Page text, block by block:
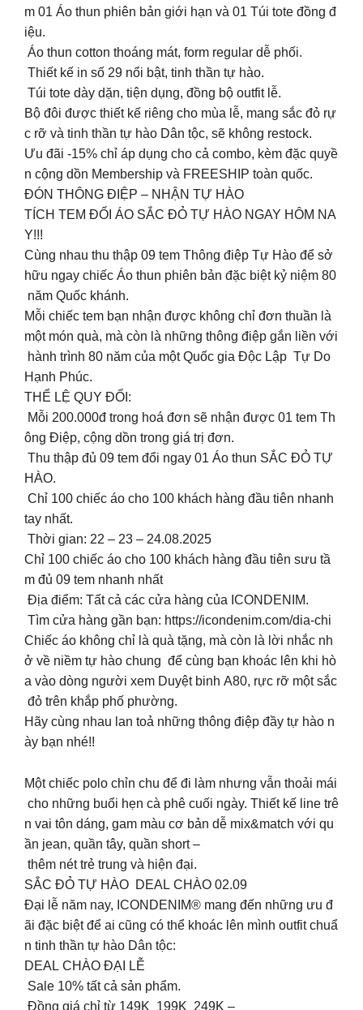
m 01 Áo thun phiên bản giới hạn và 01 Túi tote đồng đ
iệu.
Áo thun cotton thoáng mát, form regular dễ phối.
Thiết kế in số 29 nổi bật, tinh thần tự hào.
Túi tote dày dặn, tiện dụng, đồng bộ outfit lễ.
Bộ đôi được thiết kế riêng cho mùa lễ, mang sắc đỏ rự
c rỡ và tinh thần tự hào Dân tộc, sẽ không restock.
Ưu đãi -15% chỉ áp dụng cho cả combo, kèm đặc quyề
n cộng dồn Membership và FREESHIP toàn quốc.
ĐÓN THÔNG ĐIỆP – NHẬN TỰ HÀO
TÍCH TEM ĐỔI ÁO SẮC ĐỎ TỰ HÀO NGAY HÔM NA
Y!!!
Cùng nhau thu thập 09 tem Thông điệp Tự Hào để sở
hữu ngay chiếc Áo thun phiên bản đặc biệt kỷ niệm 80
năm Quốc khánh.
Mỗi chiếc tem bạn nhận được không chỉ đơn thuần là
một món quà, mà còn là những thông điệp gắn liền với
hành trình 80 năm của một Quốc gia Độc Lập Tự Do
Hạnh Phúc.
THỂ LỆ QUY ĐỔI:
Mỗi 200.000đ trong hoá đơn sẽ nhận được 01 tem Th
ông Điệp, cộng dồn trong giá trị đơn.
Thu thập đủ 09 tem đổi ngay 01 Áo thun SẮC ĐỎ TỰ
HÀO.
Chỉ 100 chiếc áo cho 100 khách hàng đầu tiên nhanh
tay nhất.
Thời gian: 22 – 23 – 24.08.2025
Chỉ 100 chiếc áo cho 100 khách hàng đầu tiên sưu tầ
m đủ 09 tem nhanh nhất
Địa điểm: Tất cả các cửa hàng của ICONDENIM.
Tìm cửa hàng gần bạn: https://icondenim.com/dia-chi
Chiếc áo không chỉ là quà tặng, mà còn là lời nhắc nh
ở về niềm tự hào chung để cùng bạn khoác lên khi hò
a vào dòng người xem Duyệt binh A80, rực rỡ một sắc
đỏ trên khắp phố phường.
Hãy cùng nhau lan toả những thông điệp đầy tự hào n
ày bạn nhé!!
Một chiếc polo chỉn chu để đi làm nhưng vẫn thoải mái
cho những buổi hẹn cà phê cuối ngày. Thiết kế line trê
n vai tôn dáng, gam màu cơ bản dễ mix&match với qu
ần jean, quần tây, quần short –
thêm nét trẻ trung và hiện đại.
SẮC ĐỎ TỰ HÀO DEAL CHÀO 02.09
Đại lễ năm nay, ICONDENIM® mang đến những ưu đ
ãi đặc biệt để ai cũng có thể khoác lên mình outfit chuẩ
n tinh thần tự hào Dân tộc:
DEAL CHÀO ĐẠI LỄ
Sale 10% tất cả sản phẩm.
Đồng giá chỉ từ 149K 199K 249K –